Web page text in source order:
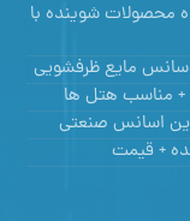
محصولات شوینده با
مایع ظرفشویی
+ مناسب هتل ها
اسانس‌ صنعتی
+ قیمت